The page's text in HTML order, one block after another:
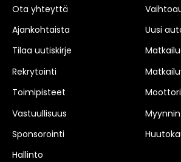
Ota yhteyttä
Ajankohtaista
Tilaa uutiskirje
Rekrytointi
Toimipisteet
Vastuullisuus
Sponsorointi
Hallinto
Uusi